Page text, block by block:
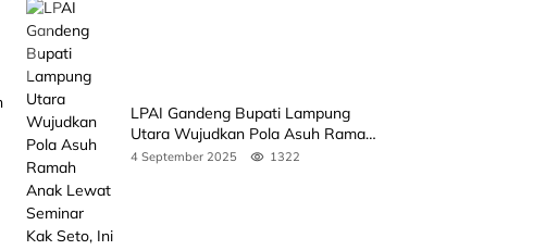
LPAI Gandeng Bupati Lampung
Utara Wujudkan Pola Asuh Ramah
Anak Lewat Seminar Kak Seto, Ini
4 September 2025 1322